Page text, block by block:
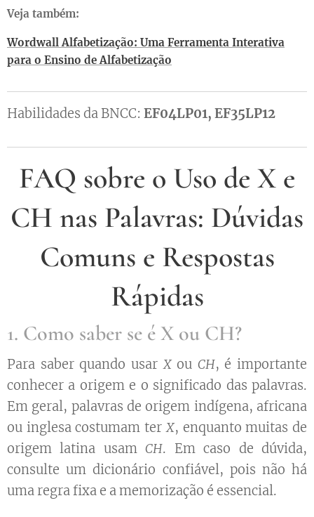
Veja também:
Wordwall Alfabetização: Uma Ferramenta Interativa
para o Ensino de Alfabetização
Habilidades da BNCC: EF04LP01, EF35LP12
FAQ sobre o Uso de X e
CH nas Palavras: Dúvidas
Comuns e Respostas
Rápidas
1. Como saber se é X ou CH?
Para saber quando usarXou CH, é importante
conhecer a origem e o significado das palavras.
Em geral, palavras de origem indígena, africana
ou inglesa costumam terX, enquanto muitas de
origem latina usamCH. Em caso de dúvida,
consulte um dicionário confiável, pois não há
uma regra fixa e a memorização é essencial.